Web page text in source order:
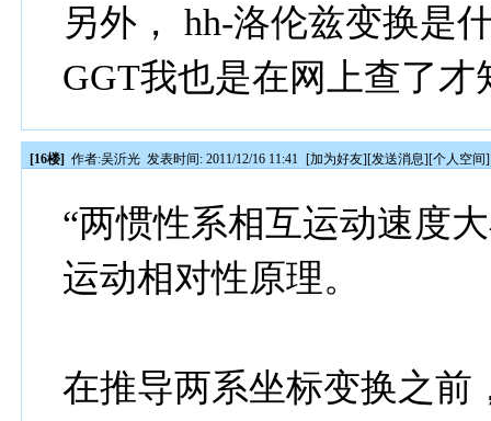
另外， hh-洛伦兹变换是
GGT我也是在网上查了才
[16楼] 作者:吴沂光 发表时间: 2011/12/16 11:41 [加为好友][发送消息][个人空间]
“两惯性系相互运动速度
运动相对性原理。
在推导两系坐标变换之前